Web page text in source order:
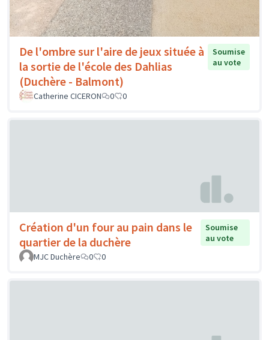
De l'ombre sur l'aire de jeux située à
la sortie de l'école des Dahlias
(Duchère - Balmont)
Soumise
au vote
Catherine CICERON 0 0
Création d'un four au pain dans le
quartier de la duchère
Soumise
au vote
MJC Duchère
0 0